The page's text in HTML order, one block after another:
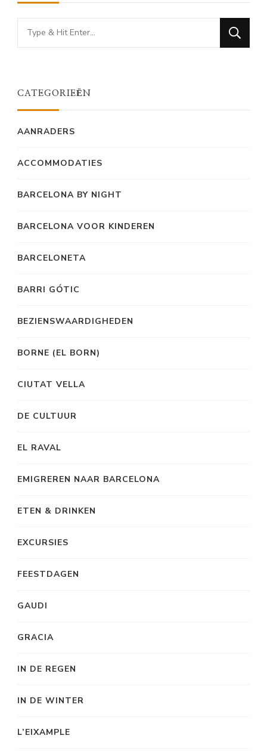
Looking
for
CATEGORIEËN
AANRADERS
ACCOMMODATIES
BARCELONA BY NIGHT
BARCELONA VOOR KINDEREN
BARCELONETA
BARRI GÓTIC
BEZIENSWAARDIGHEDEN
BORNE (EL BORN)
CIUTAT VELLA
DE CULTUUR
EL RAVAL
EMIGREREN NAAR BARCELONA
ETEN & DRINKEN
EXCURSIES
FEESTDAGEN
GAUDI
GRACIA
IN DE REGEN
IN DE WINTER
L’EIXAMPLE